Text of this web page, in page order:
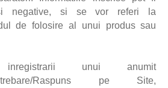
negative, si se vor referi la
de folosire al unui produs sau
unui anumit
Intrebare/Raspuns pe Site,